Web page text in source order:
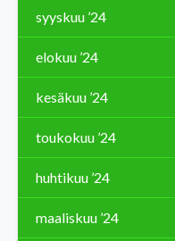
syyskuu ’24
elokuu ’24
kesäkuu ’24
toukokuu ’24
huhtikuu ’24
maaliskuu ’24